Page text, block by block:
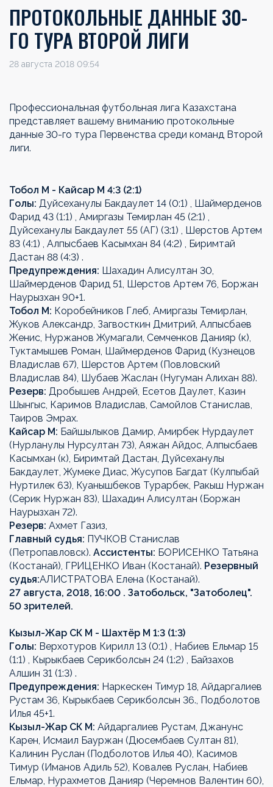
ПРОТОКОЛЬНЫЕ ДАННЫЕ 30-
ГО ТУРА ВТОРОЙ ЛИГИ
28 августа 2018 09:54
Профессиональная футбольная лига Казахстана
представляет вашему вниманию протокольные
данные 30-го тура Первенства среди команд Второй
лиги.
Тобол М - Кайсар М 4:3 (2:1)
Голы: Дуйсеханулы Бакдаулет 14 (0:1) , Шаймерденов
Фарид 43 (1:1) , Амиргазы Темирлан 45 (2:1) ,
Дуйсеханулы Бакдаулет 55 (АГ) (3:1) , Шерстов Артем
83 (4:1) , Алпысбаев Касымхан 84 (4:2) , Биримтай
Дастан 88 (4:3) .
Предупреждения: Шахадин Алисултан 30,
Шаймерденов Фарид 51, Шерстов Артем 76, Боржан
Наурызхан 90+1.
Тобол М: Коробейников Глеб, Амиргазы Темирлан,
Жуков Александр, Загвосткин Дмитрий, Алпысбаев
Женис, Нуржанов Жумагали, Семченков Данияр (к),
Туктамышев Роман, Шаймерденов Фарид (Кузнецов
Владислав 67), Шерстов Артем (Повловский
Владислав 84), Шубаев Жаслан (Нугуман Алихан 88).
Резерв: Дробышев Андрей, Есетов Даулет, Казин
Шынгыс, Каримов Владислав, Самойлов Станислав,
Таиров Эмрах.
Кайсар М: Байшылыков Дамир, Амирбек Нурдаулет
(Нурланулы Нурсултан 73), Аяжан Айдос, Алпысбаев
Касымхан (к), Биримтай Дастан, Дуйсеханулы
Бакдаулет, Жумеке Диас, Жусупов Багдат (Кулпыбай
Нуртилек 63), Куанышбеков Турарбек, Ракыш Нуржан
(Серик Нуржан 83), Шахадин Алисултан (Боржан
Наурызхан 72).
Резерв: Ахмет Газиз,
Главный судья: ПУЧКОВ Станислав
(Петропавловск). Ассистенты: БОРИСЕНКО Татьяна
(Костанай), ГРИЦЕНКО Иван (Костанай). Резервный
судья:АЛИСТРАТОВА Елена (Костанай).
27 августа, 2018, 16:00 . Затобольск, "Затоболец".
50 зрителей.
Кызыл-Жар СК М - Шахтёр М 1:3 (1:3)
Голы: Верхотуров Кирилл 13 (0:1) , Набиев Ельмар 15
(1:1) , Кырыкбаев Серикболсын 24 (1:2) , Байзахов
Алшин 31 (1:3) .
Предупреждения: Наркескен Тимур 18, Айдаргалиев
Рустам 36, Кырыкбаев Серикболсын 36., Подболотов
Илья 45+1.
Кызыл-Жар СК М: Айдаргалиев Рустам, Джанунс
Карен, Исмаил Бауржан (Дюсембаев Султан 81),
Калинин Руслан (Подболотов Илья 40), Касимов
Тимур (Иманов Адиль 52), Ковалев Руслан, Набиев
Ельмар, Нурахметов Данияр (Черемнов Валентин 60),